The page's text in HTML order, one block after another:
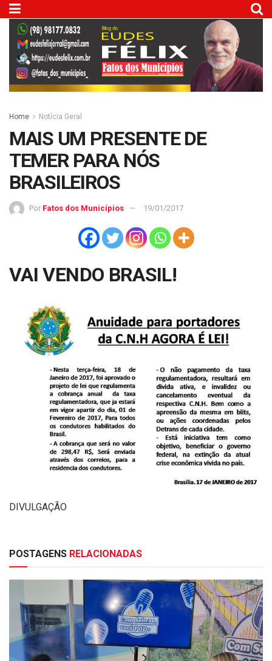
Home Notícia Geral
MAIS UM PRESENTE DE
TEMER PARA NÓS
BRASILEIROS
Por Fatos dos Municípios 19/01/2017
VAI VENDO BRASIL!
DIVULGAÇÃO
POSTAGENS RELACIONADAS